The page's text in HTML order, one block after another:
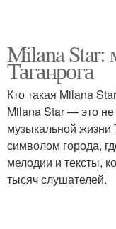
Milana Star:
Таганрога
Кто такая Milana
Milana Star — это
музыкальной жизни
символом города,
мелодии и тексты,
тысяч слушателей.